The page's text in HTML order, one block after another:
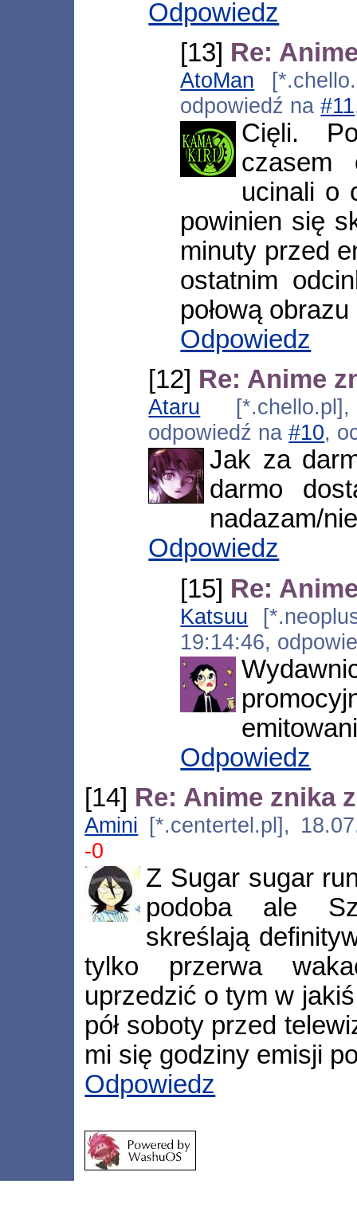
Odpowiedz
[13] Re:
AtoMan
odpowiedź na#11
Cięli.
czasem
ucinali o
powinien się
minuty przed
ostatnim
połową
Odpowiedz
[12] Re: Anime
Ataru
odpowiedź na#10,
Jak za
darmo
nadazam/
Odpowiedz
[15] Re:
Katsuu
19:14:46,
Odpowiedz
[14] Re: Anime znika
Amini [*.centertel.pl],
-0
Z Sugar sugar
podoba ale
skreślają
tylko przerwa
uprzedzić o tym w
pół soboty przed
mi się godziny emisji
Odpowiedz